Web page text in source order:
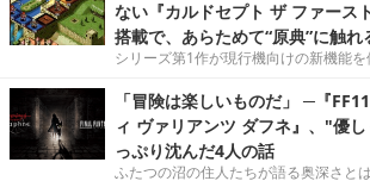
ない『カルドセプト ザ ファース
搭載で、あらためて“原典”に触れ
シリーズ第1作が現行機向けの新機能を
「冒険は楽しいものだ」 ─『
ィ ヴァリアンツ ダフネ』、"優
っぷり沈んだ4人の話
ふたつの沼の住人たちが語る奥深さとは